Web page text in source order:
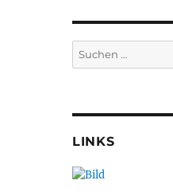
Suchen
nach:
LINKS